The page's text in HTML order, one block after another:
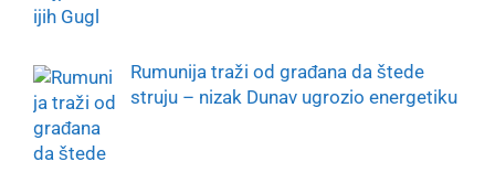
Rumunija traži od građana da štede
struju – nizak Dunav ugrozio energetiku